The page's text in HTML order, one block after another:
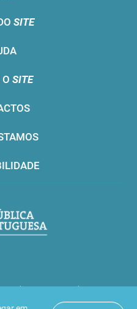
SITE
SITE
os direitos reservados